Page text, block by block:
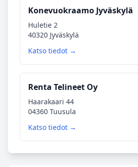
Konevuokraamo Jyväskylä
Huletie 2
40320 Jyväskylä
Katso tiedot →
Renta Telineet Oy
Haarakaari 44
04360 Tuusula
Katso tiedot →